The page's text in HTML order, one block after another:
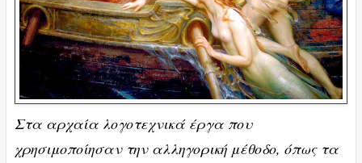
Στα αρχαία λογοτεχνικά έργα που
χρησιμοποίησαν την αλληγορική μέθοδο, όπως τα